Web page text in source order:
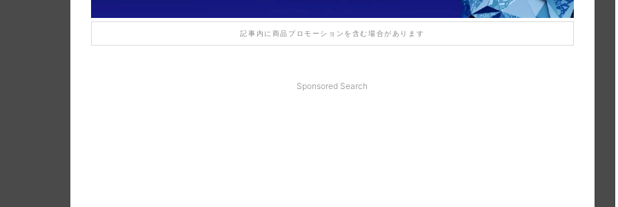
記事内に商品プロモーションを含む場合があります
Sponsored Search